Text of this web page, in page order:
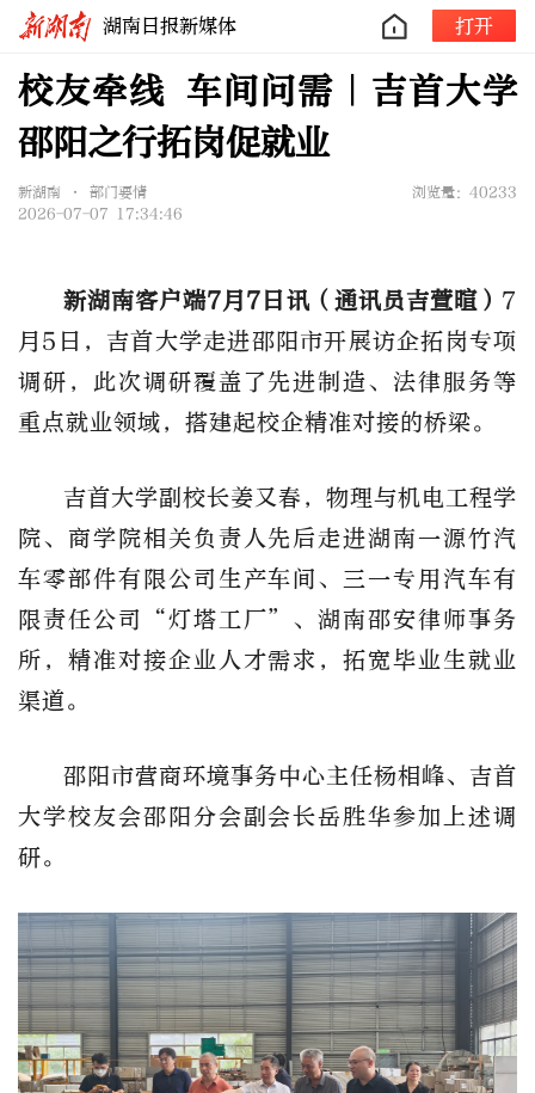
湖南日报新媒体 打开
校友牵线 车间问需｜吉首大学
邵阳之行拓岗促就业
新湖南 • 部门要情
浏览量：40233
2026-07-07 17:34:46
新湖南客户端7月7日讯（通讯员吉萱暄） 7
月5日，吉首大学走进邵阳市开展访企拓岗专项
调研， 此次调研覆盖了先进制造、法律服务等
重点就业领域，搭建起校企精准对接的桥梁。
吉首大学副校长姜又春， 物理与机电工程学
院、商学院相关负责人先后走进湖南一源竹汽
车零部件有限公司生产车间、三一专用汽车有
限责任公司“灯塔工厂”、湖南邵安律师事务
所，精准对接企业人才需求，拓宽毕业生就业
渠道。
邵阳市营商环境事务中心主任杨相峰、吉首
大学校友会邵阳分会副会长岳胜华参加上述调
研。